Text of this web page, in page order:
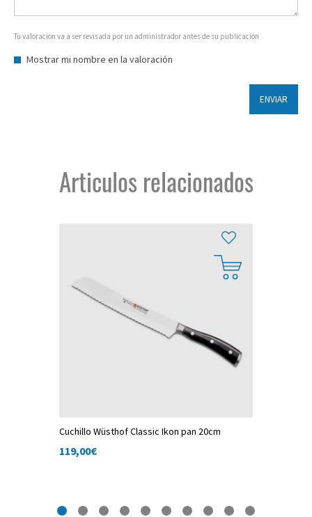
Tu valoración va a ser revisada por un administrador antes de su publicación
Mostrar mi nombre en la valoración
ENVIAR
Articulos relacionados
Cuchillo Wüsthof Classic Ikon pan 20cm
119,00€